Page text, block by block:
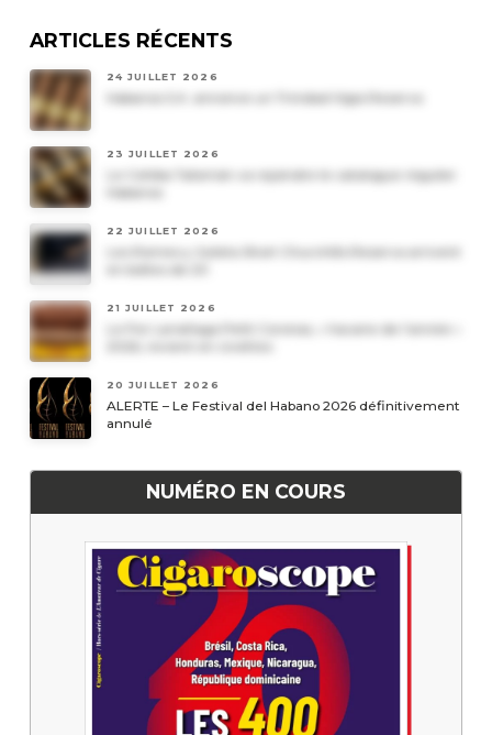
ARTICLES RÉCENTS
24 JUILLET 2026
Habanos S.A. annonce un Trinidad Vigia Reserva
23 JUILLET 2026
Le Cohiba Talismán va rejoindre le catalogue régulier
22 JUILLET 2026
21 JUILLET 2026
Le Por Larrañaga Petit Coronas, « havane de l’année »
20 JUILLET 2026
ALERTE – Le Festival del Habano 2026 définitivement
annulé
NUMÉRO EN COURS